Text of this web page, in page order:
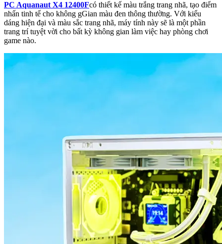
PC Aquanaut X4 12400Fcó thiết kế màu trắng trang nhã, tạo điểm
nhấn tinh tế cho không gGian màu đen thông thường. Với kiểu
dáng hiện đại và màu sắc trang nhã, máy tính này sẽ là một phần
trang trí tuyệt vời cho bất kỳ không gian làm việc hay phòng chơi
game nào.